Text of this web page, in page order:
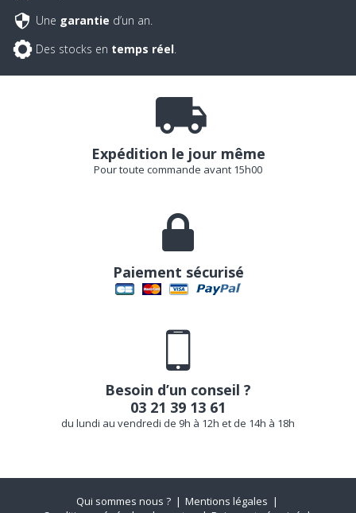
Une garantie d’un an.
Des stocks en temps réel.
Expédition le jour même
Pour toute commande avant 15h00
Paiement sécurisé
Besoin d’un conseil ?
03 21 39 13 61
du lundi au vendredi de 9h à 12h et de 14h à 18h
Qui sommes nous ?
Mentions légales